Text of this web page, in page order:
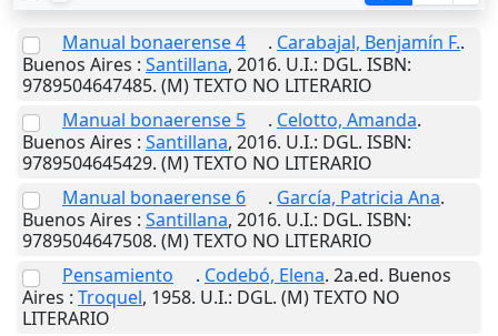
Manual bonaerense 4 . Carabajal, Benjamín F..
Buenos Aires : Santillana, 2016. U.I.: DGL. ISBN:
9789504647485. (M) TEXTO NO LITERARIO
Manual bonaerense 5
. Celotto, Amanda.
Buenos Aires : Santillana, 2016. U.I.: DGL. ISBN:
9789504645429. (M) TEXTO NO LITERARIO
Manual bonaerense 6
. García, Patricia Ana.
Buenos Aires : Santillana, 2016. U.I.: DGL. ISBN:
9789504647508. (M) TEXTO NO LITERARIO
Pensamiento
. Codebó, Elena. 2a.ed. Buenos
Aires : Troquel, 1958. U.I.: DGL. (M) TEXTO NO
LITERARIO